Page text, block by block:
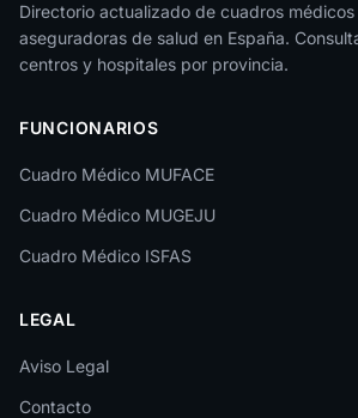
Directorio actualizado de cuadros
aseguradoras de salud en España.
centros y hospitales por provincia.
FUNCIONARIOS
Cuadro Médico MUFACE
Cuadro Médico MUGEJU
Cuadro Médico ISFAS
LEGAL
Aviso Legal
Contacto